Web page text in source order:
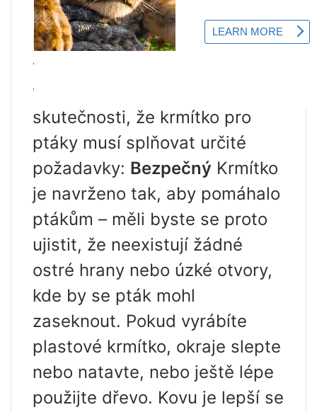
Pokud si chcete koupit hotové
krmítko pro ptáky nebo si ho
vyrobit sami, měli byste
věnovat pozornost
skutečnosti, že krmítko pro
ptáky musí splňovat určité
požadavky: Bezpečný Krmítko
je navrženo tak, aby pomáhalo
ptákům – měli byste se proto
ujistit, že neexistují žádné
ostré hrany nebo úzké otvory,
kde by se pták mohl
zaseknout. Pokud vyrábíte
plastové krmítko, okraje slepte
nebo natavte, nebo ještě lépe
použijte dřevo. Kovu je lepší se